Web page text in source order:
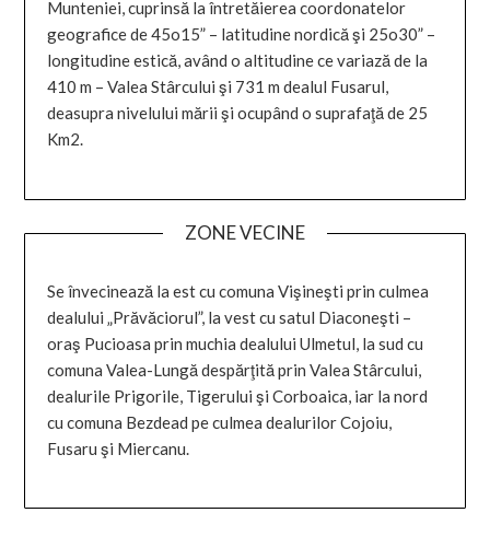
Munteniei, cuprinsă la întretăierea coordonatelor
geografice de 45o15” – latitudine nordică şi 25o30” –
longitudine estică, având o altitudine ce variază de la
410 m – Valea Stârcului şi 731 m dealul Fusarul,
deasupra nivelului mării şi ocupând o suprafaţă de 25
Km2.
ZONE VECINE
Se învecinează la est cu comuna Vişineşti prin culmea
dealului „Prăvăciorul”, la vest cu satul Diaconeşti –
oraş Pucioasa prin muchia dealului Ulmetul, la sud cu
comuna Valea-Lungă despărţită prin Valea Stârcului,
dealurile Prigorile, Tigerului şi Corboaica, iar la nord
cu comuna Bezdead pe culmea dealurilor Cojoiu,
Fusaru şi Miercanu.